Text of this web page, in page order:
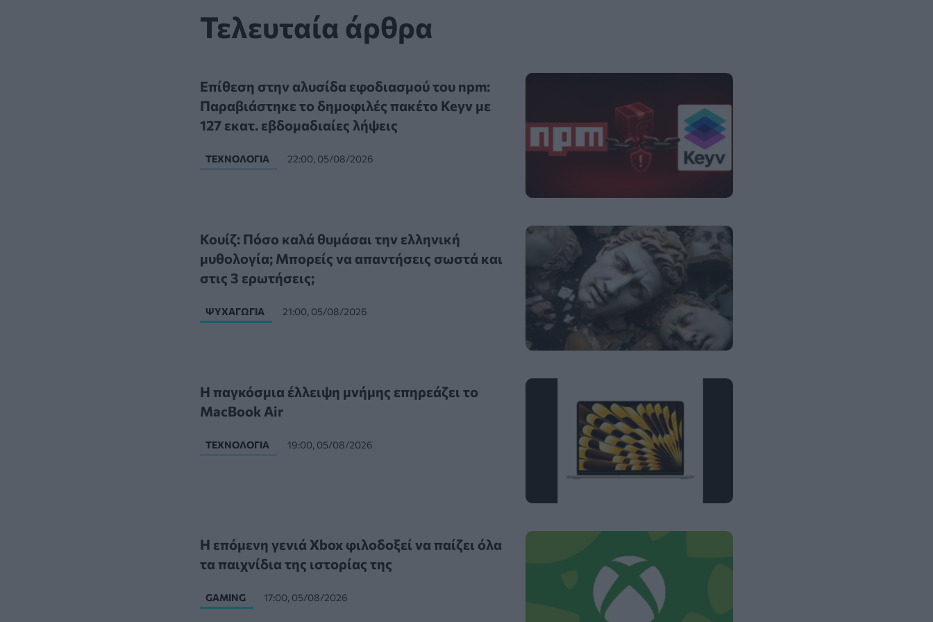
Τελευταία άρθρα
Επίθεση στην αλυσίδα εφοδιασμού του npm:
Παραβιάστηκε το δημοφιλές πακέτο Keyv με
127 εκατ. εβδομαδιαίες λήψεις
ΤΕΧΝΟΛΟΓΊΑ 22:00, 05/08/2026
Κουίζ: Πόσο καλά θυμάσαι την ελληνική
μυθολογία; Μπορείς να απαντήσεις σωστά και
στις 3 ερωτήσεις;
ΨΥΧΑΓΩΓΊΑ 21:00, 05/08/2026
Η παγκόσμια έλλειψη μνήμης επηρεάζει το
MacBook Air
ΤΕΧΝΟΛΟΓΊΑ 19:00, 05/08/2026
Η επόμενη γενιά Xbox φιλοδοξεί να παίζει όλα
τα παιχνίδια της ιστορίας της
GAMING 17:00, 05/08/2026